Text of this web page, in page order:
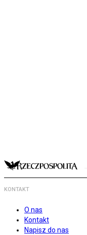
KONTAKT
O nas
Kontakt
Napisz do nas